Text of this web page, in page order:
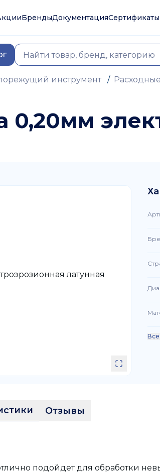
БрендыДокументацияСертификаты
инструмент /
0,20мм
Все
Отзывы
подойдет для обработки